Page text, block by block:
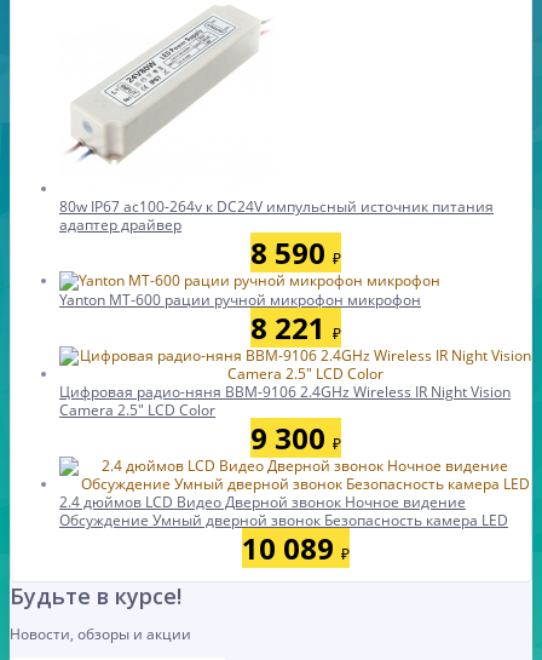
80w IP67 ac100-264v к DC24V импульсный источник питания
адаптер драйвер
8 590 ₽
Yanton МТ-600 рации ручной микрофон микрофон
8 221 ₽
Цифровая радио-няня BBM-9106 2.4GHz Wireless IR Night Vision
Camera 2.5" LCD Color
9 300 ₽
2.4 дюймов LCD Видео Дверной звонок Ночное видение
Обсуждение Умный дверной звонок Безопасность камера LED
10 089 ₽
Будьте в курсе!
Новости, обзоры и акции